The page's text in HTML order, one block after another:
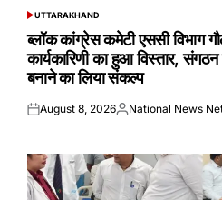
POSTED
UTTARAKHAND
ब्लॉक कांग्रेस कमेटी एससी विभाग
कार्यकारिणी का हुआ विस्तार,
बनाने का लिया संकल्प
Posted
August 8, 2026Posted
National News